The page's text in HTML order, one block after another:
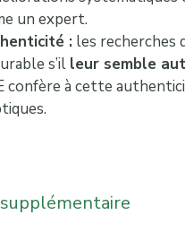
un expert.
:les recherches
s’il leur semble
confère à cette